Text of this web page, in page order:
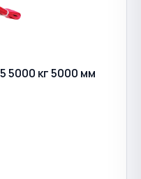
кг 5000 мм